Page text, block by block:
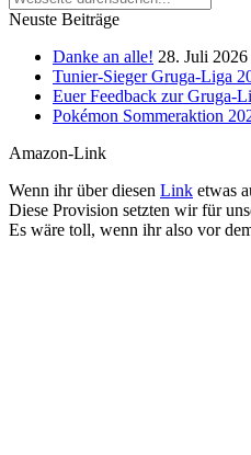
Neuste Beiträge
Danke an alle! 28. Juli 2026
Tunier-Sieger Gruga-Liga
Euer Feedback zur Gruga-
Pokémon Sommeraktion
Amazon-Link
Wenn ihr über diesen Link etwas
Diese Provision setzten wir für
Es wäre toll, wenn ihr also vor